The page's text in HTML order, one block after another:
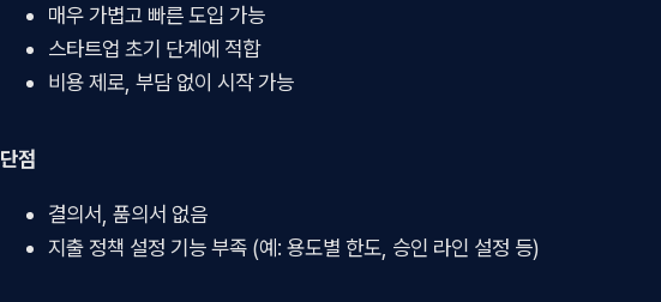
매우 가볍고 빠른 도입 가능
스타트업 초기 단계에 적합
비용 제로, 부담 없이 시작 가능
단점
결의서, 품의서 없음
지출 정책 설정 기능 부족 (예: 용도별 한도, 승인 라인 설정 등)